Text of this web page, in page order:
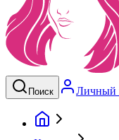
Поиск Личный